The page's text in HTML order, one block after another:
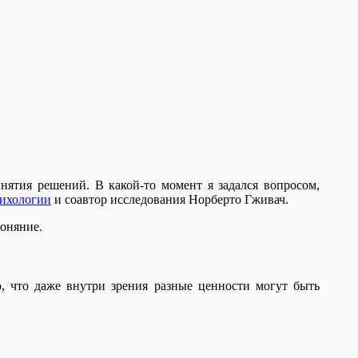
решений. В какой-то момент я задался вопросом,
и соавтор исследования Норберто Гживач.
что даже внутри зрения разные ценности могут быть